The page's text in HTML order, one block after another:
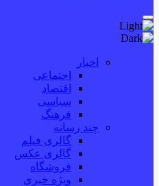
اخبار
اجتماعی
اقتصاد
سیاسی
فرهنگ
چند رسانه
گالری فیلم
گالری عکس
فروشگاه
ویژه خبری